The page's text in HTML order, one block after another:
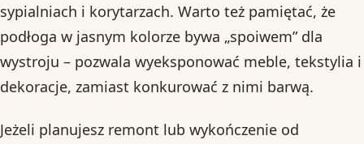
sypialniach i korytarzach. Warto też pamiętać, że
podłoga w jasnym kolorze bywa „spoiwem” dla
wystroju – pozwala wyeksponować meble, tekstylia i
dekoracje, zamiast konkurować z nimi barwą.
Jeżeli planujesz remont lub wykończenie od